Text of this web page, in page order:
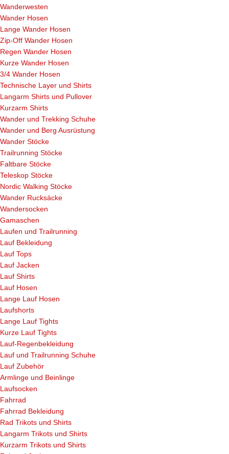
Wanderwesten
Wander Hosen
Lange Wander Hosen
Zip-Off Wander Hosen
Regen Wander Hosen
Kurze Wander Hosen
3/4 Wander Hosen
Technische Layer und Shirts
Langarm Shirts und Pullover
Kurzarm Shirts
Wander und Trekking Schuhe
Wander und Berg Ausrüstung
Wander Stöcke
Trailrunning Stöcke
Faltbare Stöcke
Teleskop Stöcke
Nordic Walking Stöcke
Wander Rucksäcke
Wandersocken
Gamaschen
Laufen und Trailrunning
Lauf Bekleidung
Lauf Tops
Lauf Jacken
Lauf Shirts
Lauf Hosen
Lange Lauf Hosen
Laufshorts
Lange Lauf Tights
Kurze Lauf Tights
Lauf-Regenbekleidung
Lauf und Trailrunning Schuhe
Lauf Zubehör
Armlinge und Beinlinge
Laufsocken
Fahrrad
Fahrrad Bekleidung
Rad Trikots und Shirts
Langarm Trikots und Shirts
Kurzarm Trikots und Shirts